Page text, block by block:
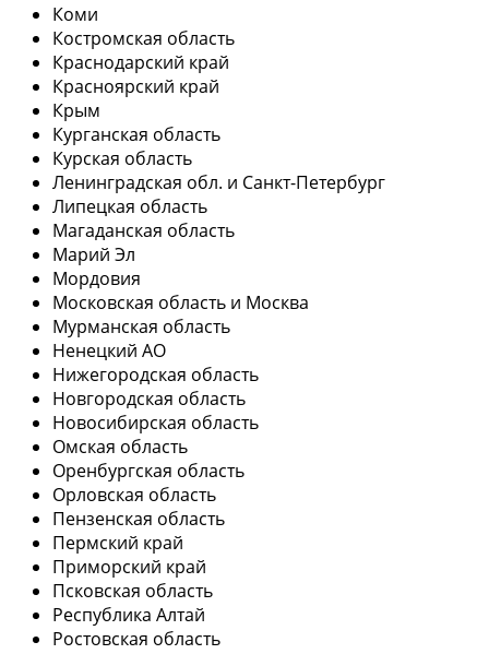
Коми
Костромская область
Краснодарский край
Красноярский край
Крым
Курганская область
Курская область
Ленинградская обл. и Санкт-Петербург
Липецкая область
Магаданская область
Марий Эл
Мордовия
Московская область и Москва
Мурманская область
Ненецкий АО
Нижегородская область
Новгородская область
Новосибирская область
Омская область
Оренбургская область
Орловская область
Пензенская область
Пермский край
Приморский край
Псковская область
Республика Алтай
Ростовская область